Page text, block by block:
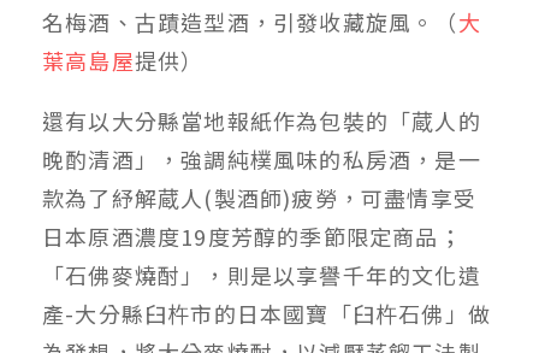
名梅酒、古蹟造型酒，引發收藏旋風。（大
葉高島屋提供）
還有以大分縣當地報紙作為包裝的「蔵人的
晚酌清酒」，強調純樸風味的私房酒，是一
款為了紓解蔵人(製酒師)疲勞，可盡情享受
日本原酒濃度19度芳醇的季節限定商品；
「石佛麥燒酎」，則是以享譽千年的文化遺
產-大分縣臼杵市的日本國寶「臼杵石佛」做